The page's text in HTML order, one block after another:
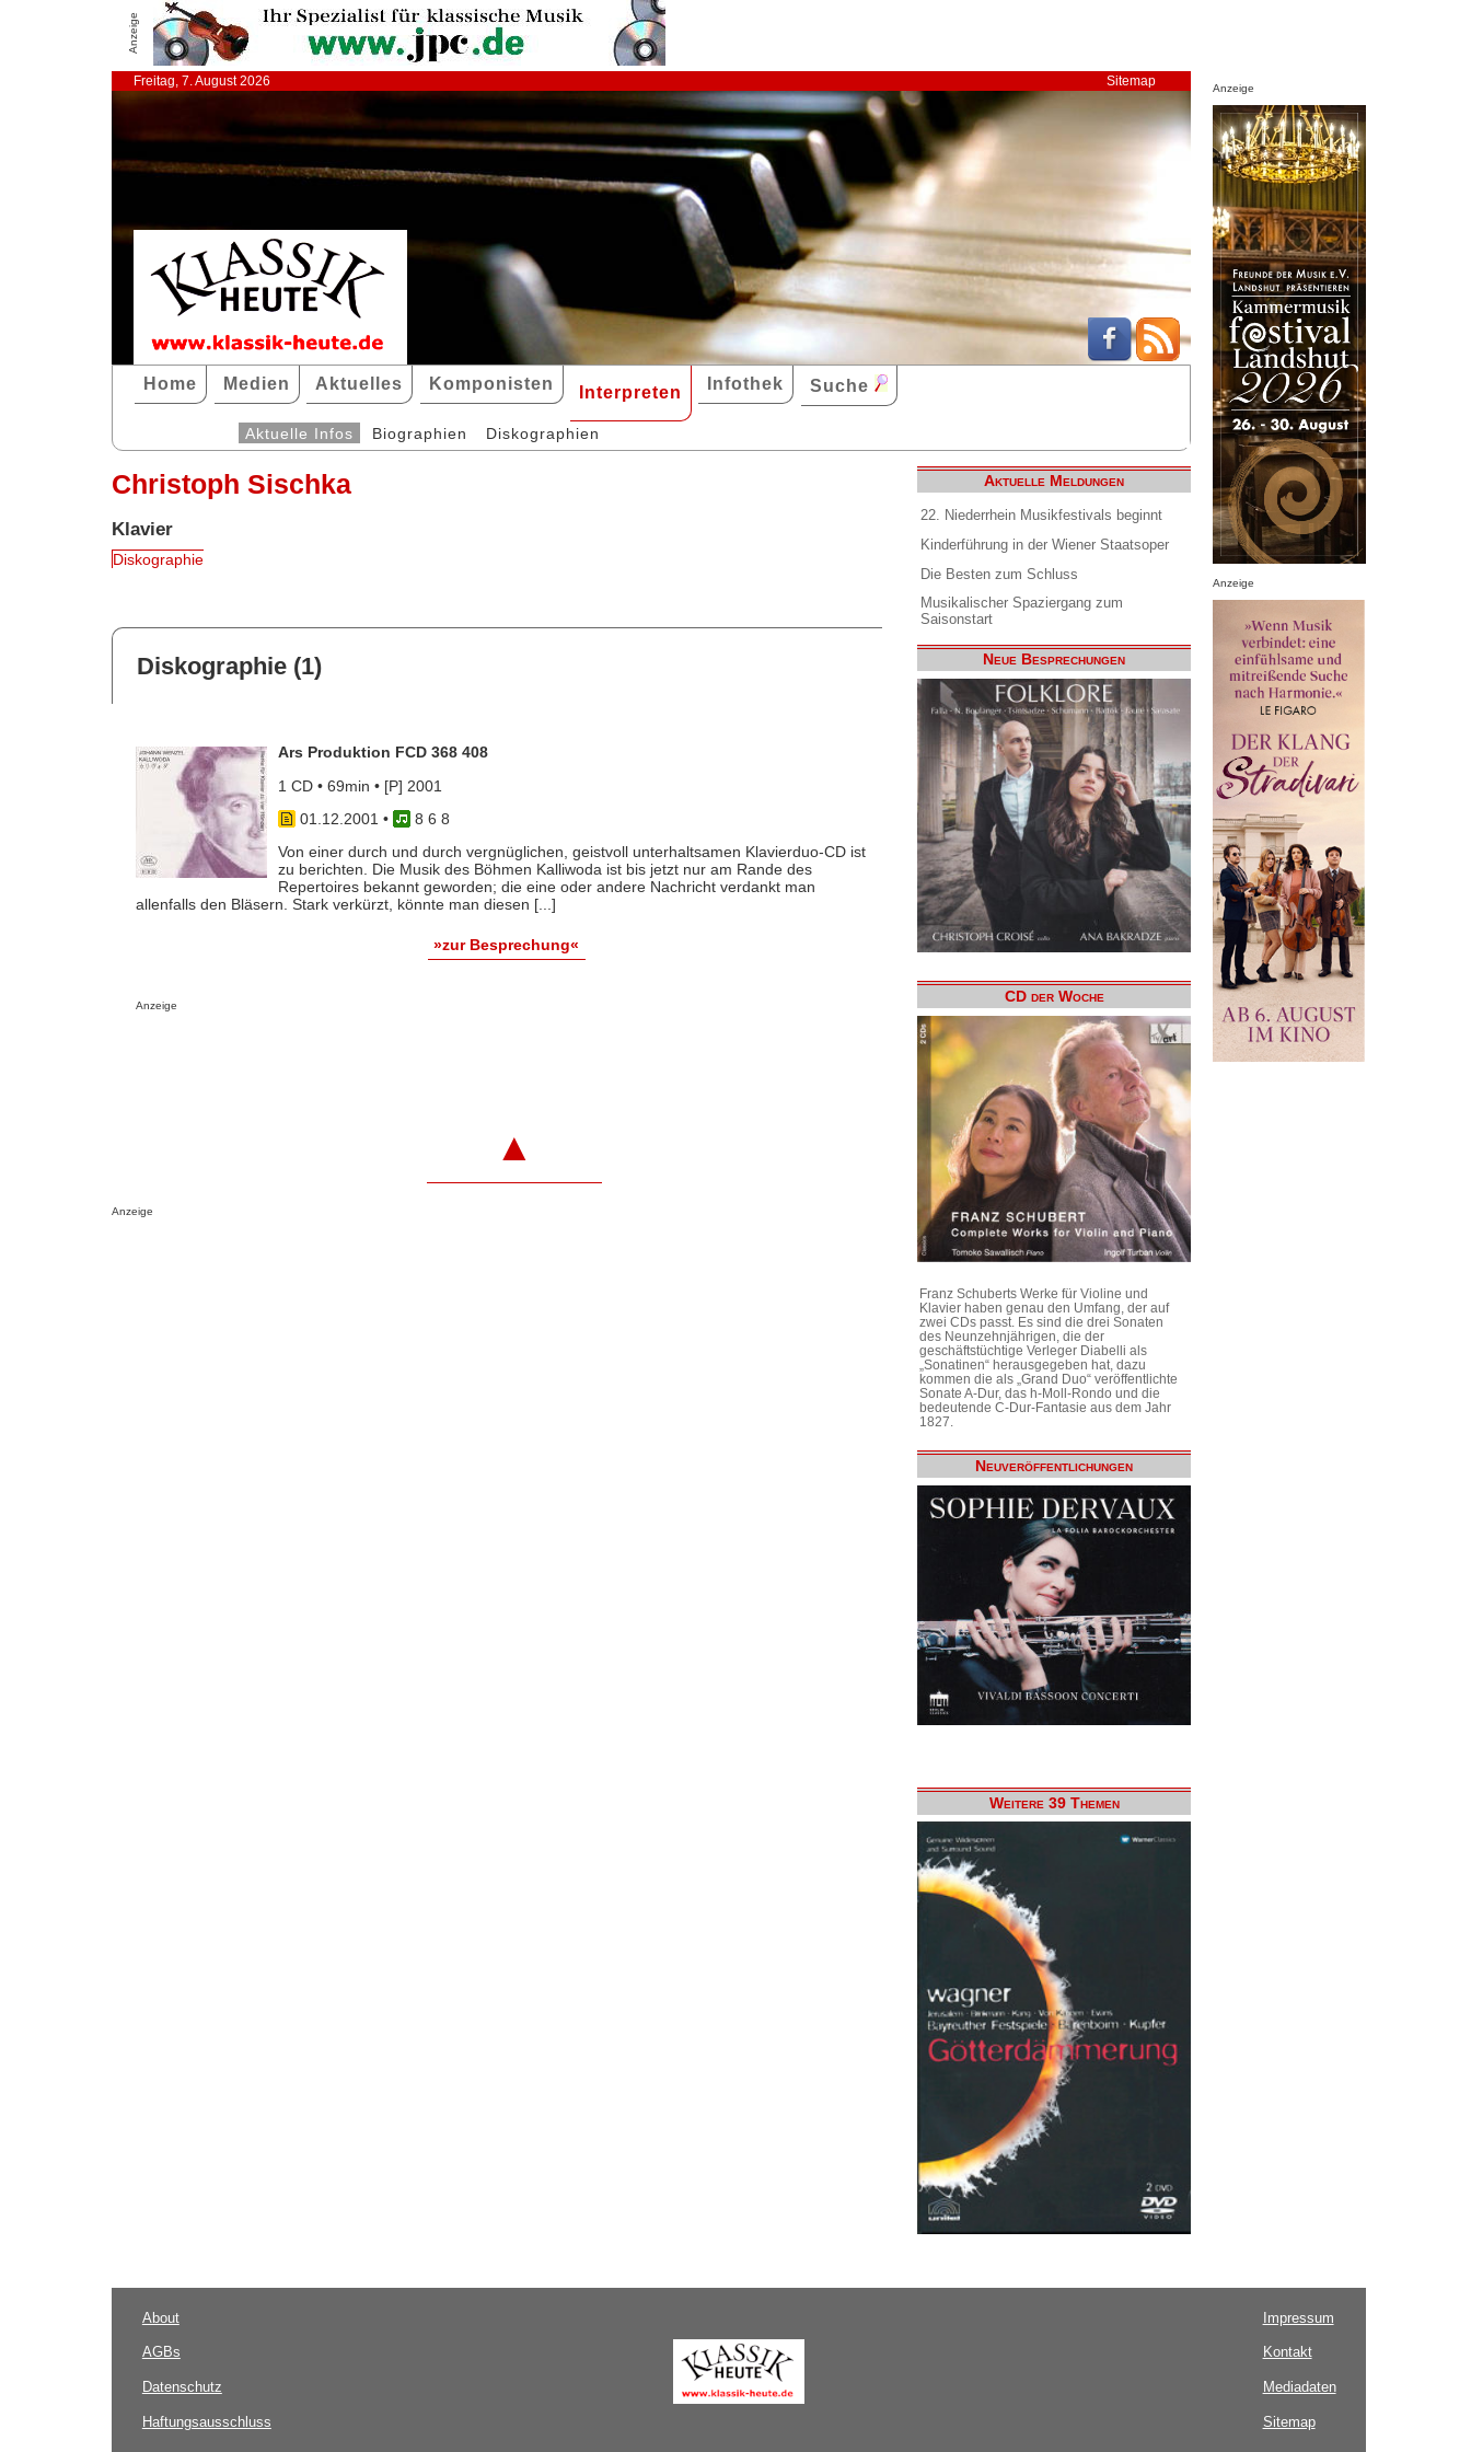
Anzeige
Freitag, 7. August 2026 Sitemap
Home Medien Aktuelles Komponisten Interpreten Infothek Suche
Aktuelle Infos Biographien Diskographien
Christoph Sischka
Klavier
Diskographie
Diskographie (1)
Ars Produktion FCD 368 408
1 CD • 69min • [P] 2001
01.12.2001 •
8 6 8
Von einer durch und durch vergnüglichen, geistvoll unterhaltsamen Klavierduo-CD ist
zu berichten. Die Musik des Böhmen Kalliwoda ist bis jetzt nur am Rande des
Repertoires bekannt geworden; die eine oder andere Nachricht verdankt man
allenfalls den Bläsern. Stark verkürzt, könnte man diesen [...]
»zur Besprechung«
Anzeige
▲
Anzeige
Aktuelle Meldungen
22. Niederrhein Musikfestivals beginnt
Kinderführung in der Wiener Staatsoper
Die Besten zum Schluss
Musikalischer Spaziergang zum
Saisonstart
Neue Besprechungen
CD der Woche
Franz Schuberts Werke für Violine und
Klavier haben genau den Umfang, der auf
zwei CDs passt. Es sind die drei Sonaten
des Neunzehnjährigen, die der
geschäftstüchtige Verleger Diabelli als
„Sonatinen“ herausgegeben hat, dazu
kommen die als „Grand Duo“ veröffentlichte
Sonate A-Dur, das h-Moll-Rondo und die
bedeutende C-Dur-Fantasie aus dem Jahr
1827.
Neuveröffentlichungen
Weitere 39 Themen
Anzeige
Anzeige
About
AGBs
Datenschutz
Haftungsausschluss
Impressum
Kontakt
Mediadaten
Sitemap